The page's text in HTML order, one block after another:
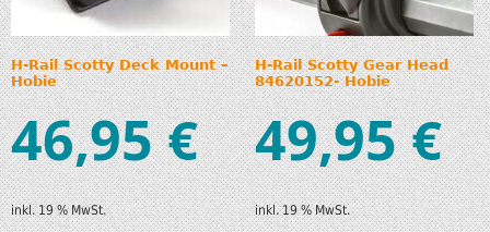
H-Rail Scotty Deck Mount –
Hobie
46,95€
inkl. 19 % MwSt.
H-Rail Scotty Gear Head
84620152- Hobie
49,95€
inkl. 19 % MwSt.